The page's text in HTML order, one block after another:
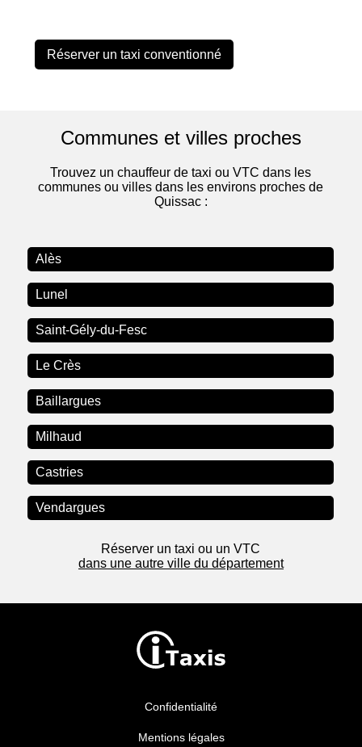
Réserver un taxi conventionné
Communes et villes proches
Trouvez un chauffeur de taxi ou VTC dans les
communes ou villes dans les environs proches de
Quissac :
Alès
Lunel
Saint-Gély-du-Fesc
Le Crès
Baillargues
Milhaud
Castries
Vendargues
Réserver un taxi ou un VTC
dans une autre ville du département
Confidentialité
Mentions légales